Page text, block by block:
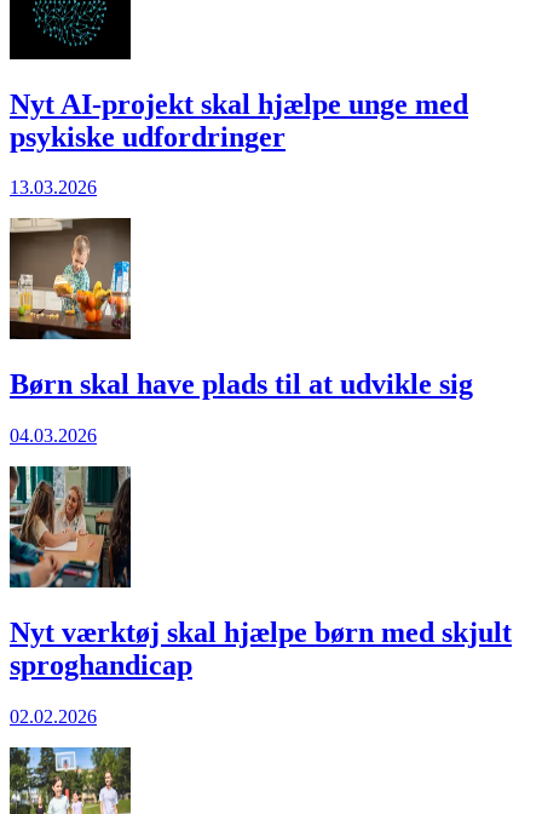
Nyt AI-projekt skal hjælpe unge med
psykiske udfordringer
13.03.2026
Børn skal have plads til at udvikle sig
04.03.2026
Nyt værktøj skal hjælpe børn med skjult
sprog­handicap
02.02.2026